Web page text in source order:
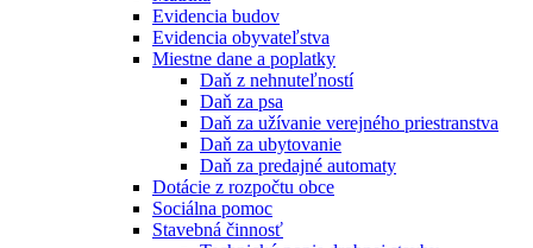
Evidencia budov
Evidencia obyvateľstva
Miestne dane a poplatky
Daň z nehnuteľností
Daň za psa
Daň za užívanie verejného priestranstva
Daň za ubytovanie
Daň za predajné automaty
Dotácie z rozpočtu obce
Sociálna pomoc
Stavebná činnosť